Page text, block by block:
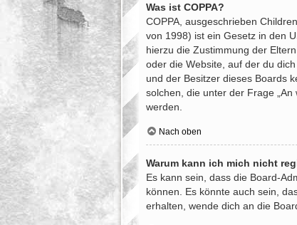
Was ist COPPA?
COPPA, ausgeschrieben
von 1998) ist ein Gesetz in den
hierzu die Zustimmung der
oder die Website, auf der du
und der Besitzer dieses Boards
solchen, die unter der Frage
werden.
Nach oben
Warum kann ich mich nicht
Es kann sein, dass die Board-
können. Es könnte auch sein,
erhalten, wende dich an die